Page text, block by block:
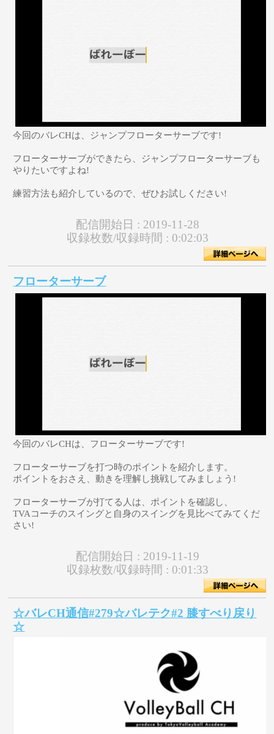
今回のバレCHは、ジャンプフローターサーブです!
フローターサーブができたら、ジャンプフローターサーブも
やりたいですよね!
練習方法も紹介しているので、ぜひお試しください!
配信開始日 : 2019-11-28
収録枚数/収録時間 : 0:02:03
フローターサーブ
今回のバレCHは、フローターサーブです!
フローターサーブを打つ時のポイントを紹介します。
ポイントをおさえ、動きを理解し挑戦してみましょう!
フローターサーブが打てる人は、ポイントを確認し、
TVAコーチのスイングと自身のスイングを見比べてみてくだ
さい!
配信開始日 : 2019-11-19
収録枚数/収録時間 : 0:01:33
☆バレCH通信#279☆バレテク#2 膝すべり戻り
☆